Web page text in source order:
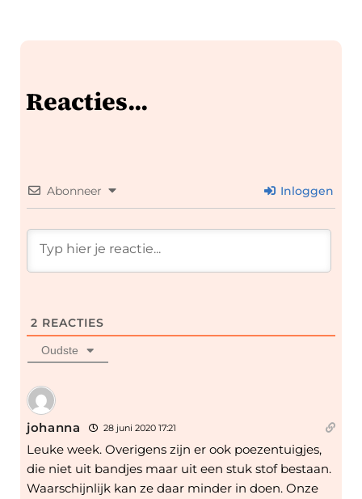
Reacties...
Abonneer Inloggen
2 REACTIES
Oudste
johanna 28 juni 2020 17:21
Leuke week. Overigens zijn er ook poezentuigjes,
die niet uit bandjes maar uit een stuk stof bestaan.
Waarschijnlijk kan ze daar minder in doen. Onze